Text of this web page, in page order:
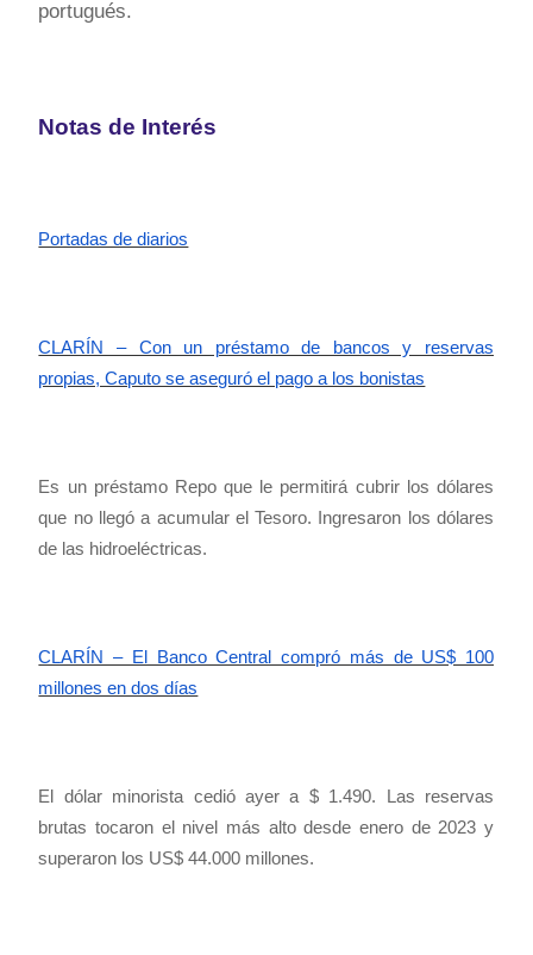
portugués.
Notas de Interés
Portadas de diarios
CLARÍN – Con un préstamo de bancos y reservas
propias, Caputo se aseguró el pago a los bonistas
Es un préstamo Repo que le permitirá cubrir los dólares
que no llegó a acumular el Tesoro. Ingresaron los dólares
de las hidroeléctricas.
CLARÍN – El Banco Central compró más de US$ 100
millones en dos días
El dólar minorista cedió ayer a $ 1.490. Las reservas
brutas tocaron el nivel más alto desde enero de 2023 y
superaron los US$ 44.000 millones.